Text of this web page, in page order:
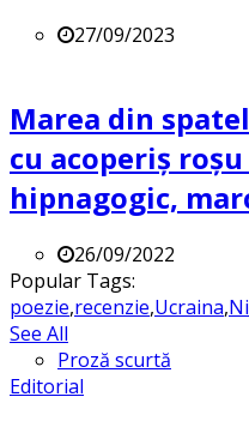
27/09/2023
Marea din
cu acoperiș
hipnagogic,
26/09/2022
Popular Tags:
poezie,recenzie,Ucraina,
See All
Proză scurtă
Editorial